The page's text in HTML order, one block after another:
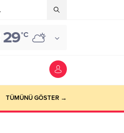
29°C
TÜMÜNÜ GÖSTER →